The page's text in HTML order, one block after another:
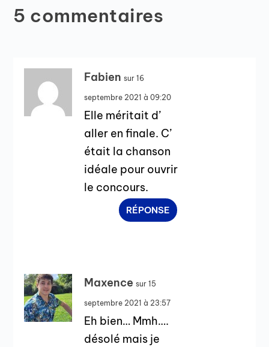
5 commentaires
Fabien sur 16
septembre 2021 à 09:20
Elle méritait d’
aller en finale. C’
était la chanson
idéale pour ouvrir
le concours.
RÉPONSE
Maxence sur 15
septembre 2021 à 23:57
Eh bien… Mmh….
désolé mais je